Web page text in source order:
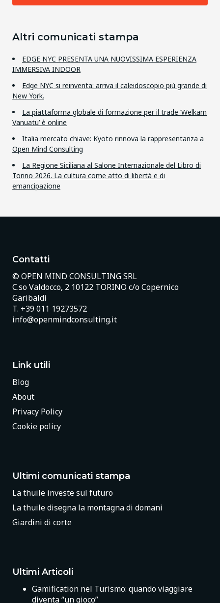
Altri comunicati stampa
EDGE NYC PRESENTA UNA NUOVISSIMA ESPERIENZA
IMMERSIVA INDOOR
Edge NYC si reinventa: arriva il caleidoscopio più grande di
New York.
La piattaforma globale di formazione per il trade ‘Welkam
Vanuatu’ è online
Italia mercato chiave: Kyoto rinnova la rappresentanza a
Open Mind Consulting
La Regione Siciliana al Salone Internazionale del Libro di
Torino 2026. La cultura come atto di libertà e di
emancipazione
Contatti
© OPEN MIND CONSULTING SRL
C.so Valdocco, 2 10122 TORINO c/o Copernico
Garibaldi
T. +39 011 19273572
info@openmindconsulting.it
Link utili
Blog
About
Privacy Policy
Cookie policy
Ultimi comunicati stampa
La thuile investe sul futuro
La thuile disegna la montagna di domani
Giardini di corte
Ultimi Articoli
Gamification nel Turismo: quando viaggiare
diventa “un gioco”